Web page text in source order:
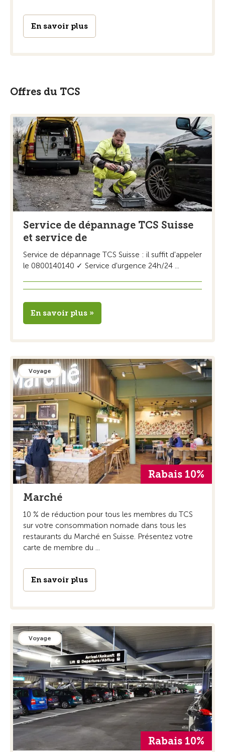
En savoir plus
Offres du TCS
Service de dépannage TCS Suisse
et service de
Service de dépannage TCS Suisse : il suffit d'appeler
le 0800140140 ✓ Service d'urgence 24h/24 ...
En savoir plus »
Voyage
Rabais 10%
Marché
10 % de réduction pour tous les membres du TCS
sur votre consommation nomade dans tous les
restaurants du Marché en Suisse. Présentez votre
carte de membre du ...
En savoir plus
Voyage
Rabais 10%